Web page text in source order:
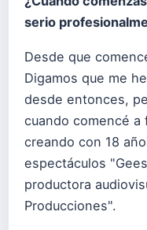
serio
Desde que
Digamos que me
desde entonces,
cuando comencé a
creando con 18
espectáculos
productora
Producciones".